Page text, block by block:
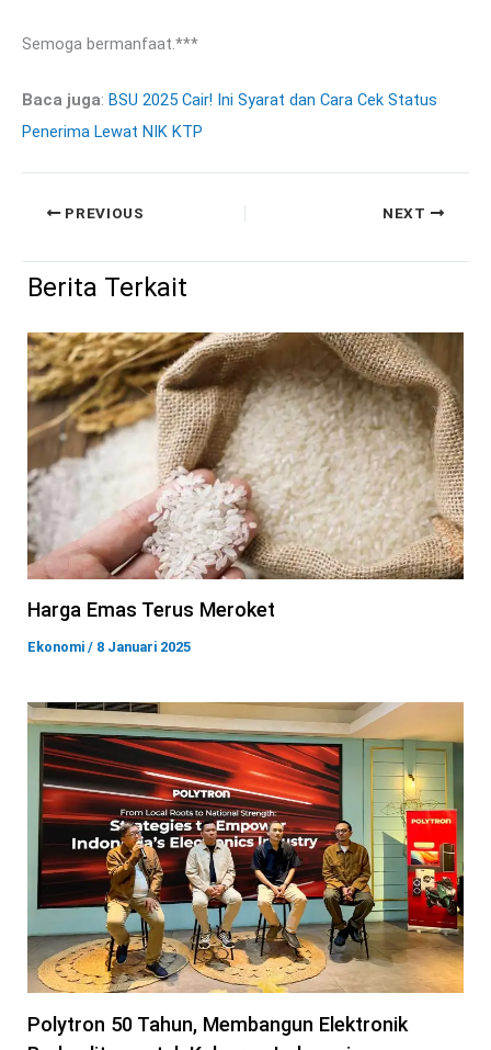
Semoga bermanfaat.***
Baca juga: BSU 2025 Cair! Ini Syarat dan Cara Cek Status
Penerima Lewat NIK KTP
PREVIOUS NEXT
Berita Terkait
Harga Emas Terus Meroket
Ekonomi / 8 Januari 2025
Polytron 50 Tahun, Membangun Elektronik